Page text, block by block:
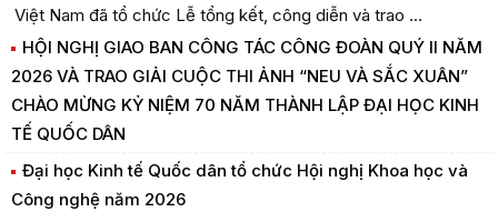
Việt Nam đã tổ chức Lễ tổng kết, công diễn và trao ...
HỘI NGHỊ GIAO BAN CÔNG TÁC CÔNG ĐOÀN QUÝ II NĂM
2026 VÀ TRAO GIẢI CUỘC THI ẢNH “NEU VÀ SẮC XUÂN”
CHÀO MỪNG KỶ NIỆM 70 NĂM THÀNH LẬP ĐẠI HỌC KINH
TẾ QUỐC DÂN
Đại học Kinh tế Quốc dân tổ chức Hội nghị Khoa học và
Công nghệ năm 2026